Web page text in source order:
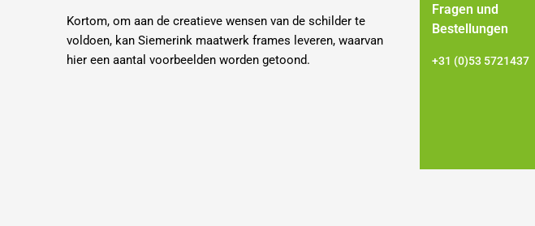
Kortom, om aan de creatieve wensen van de schilder te
voldoen, kan Siemerink maatwerk frames leveren, waarvan
hier een aantal voorbeelden worden getoond.
Fragen und
Bestellungen
+31 (0)53 5721437